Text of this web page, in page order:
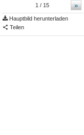
»
1 / 15
Hauptbild herunterladen
Teilen